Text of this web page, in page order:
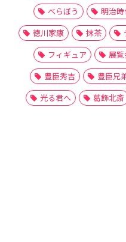
べらぼう
明治
徳川家康
抹茶
フィギュア
展
豊臣秀吉
豊臣兄
光る君へ
葛飾北斎